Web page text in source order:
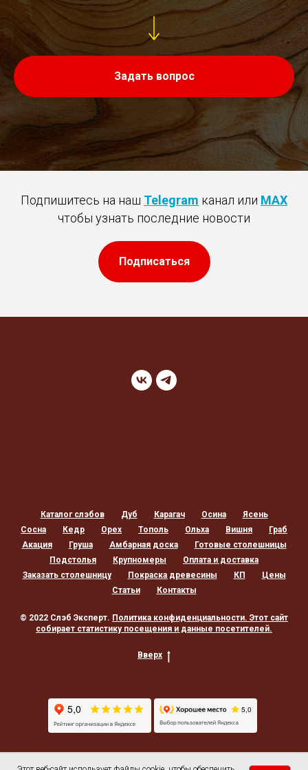
Задать вопрос
Подпишитесь на наш Telegram канал или MAX
чтобы узнать последние новости
Подписаться
Каталог слэбов Дуб Карагач Осина
Ясень
Сосна
Кедр Орех Тополь Ольха Вишня
Граб
Акация
Груша Амбарная доска
Готовые столешницы
Подстолья
Крупномеры
Оплата и доставка
Заказать столешницу
Покраска древесины КП
Цены
Статьи
Контакты
© 2022 Слэб Эксперт. Политика конфиденциальности. Этот сайт
собирает статистику посещения и данные посетителей.
Вверх